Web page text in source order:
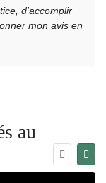
d'accomplir
mon avis en
au